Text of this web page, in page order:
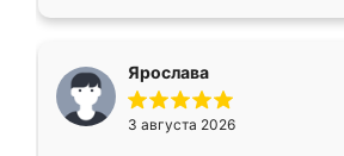
Ярослава
3 августа 2026